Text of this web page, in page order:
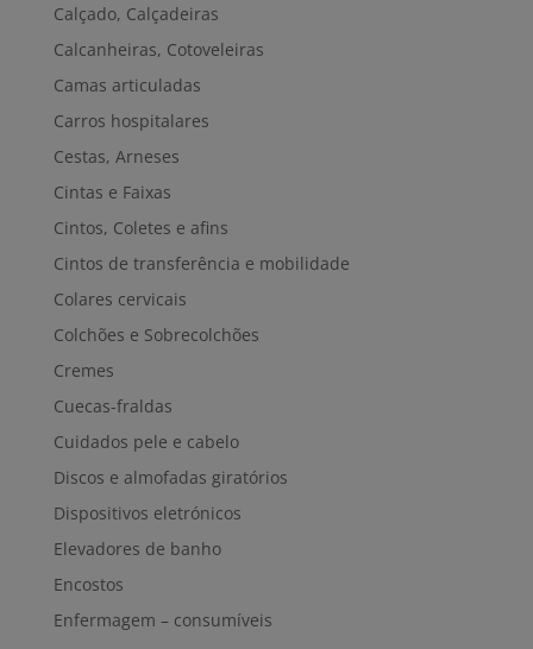
Calçado, Calçadeiras
Calcanheiras, Cotoveleiras
Camas articuladas
Carros hospitalares
Cestas, Arneses
Cintas e Faixas
Cintos, Coletes e afins
Cintos de transferência e mobilidade
Colares cervicais
Colchões e Sobrecolchões
Cremes
Cuecas-fraldas
Cuidados pele e cabelo
Discos e almofadas giratórios
Dispositivos eletrónicos
Elevadores de banho
Encostos
Enfermagem – consumíveis